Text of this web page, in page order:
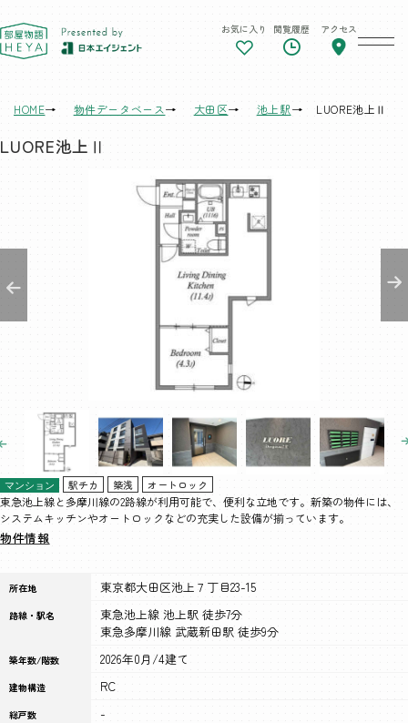
東京 部屋物語 お気に入り 閲覧履歴 アクセス
HOME 物件データベース 大田区 池上駅 LUORE池上Ⅱ
LUORE池上Ⅱ
マンション 駅チカ 築浅 オートロック
東急池上線と多摩川線の2路線が利用可能で、便利な立地です。新築の物件には、
システムキッチンやオートロックなどの充実した設備が揃っています。
物件情報
所在地 東京都大田区池上７丁目23-15
路線・駅名
東急池上線 池上駅 徒歩7分
東急多摩川線 武蔵新田駅 徒歩9分
築年数/階数 2026年0月/4建て
建物構造 RC
総戸数 -